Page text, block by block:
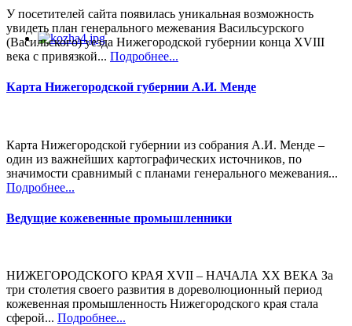
У посетителей сайта появилась уникальная возможность
увидеть план генерального межевания Васильсурского
(Васильского) уезда Нижегородской губернии конца XVIII
века с привязкой... Подробнее...
Карта Нижегородской губернии А.И. Менде
Карта Нижегородской губернии из собрания А.И. Менде –
один из важнейших картографических источников, по
значимости сравнимый с планами генерального межевания...
Подробнее...
Ведущие кожевенные промышленники
НИЖЕГОРОДСКОГО КРАЯ XVII – НАЧАЛА XX ВЕКА За
три столетия своего развития в дореволюционный период
кожевенная промышленность Нижегородского края стала
сферой... Подробнее...